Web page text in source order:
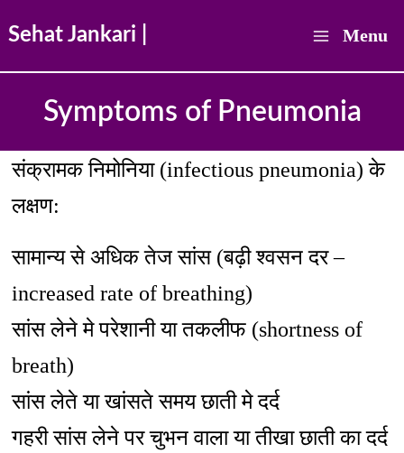
Sehat Jankari |
Main
Menu
Menu
Symptoms of Pneumonia
संक्रामक निमोनिया (infectious pneumonia) के
लक्षण:
सामान्य से अधिक तेज सांस (बढ़ी श्वसन दर –
increased rate of breathing)
सांस लेने मे परेशानी या तकलीफ (shortness of
breath)
सांस लेते या खांसते समय छाती मे दर्द
गहरी सांस लेने पर चुभन वाला या तीखा छाती का दर्द